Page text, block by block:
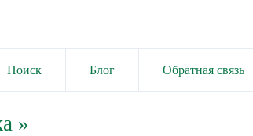
Поиск Блог Обратная связь
»